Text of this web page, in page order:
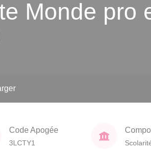
Monde pro
Code Apogée
3LCTY1